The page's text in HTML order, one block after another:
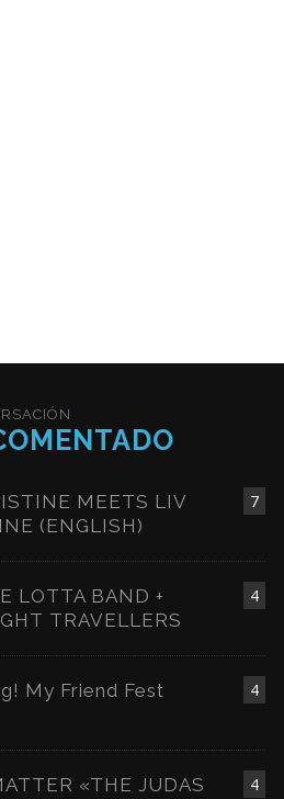
7
MEETS LIV
(ENGLISH)
4
LOTTA BAND +
TRAVELLERS
4
My Friend Fest
4
«THE JUDAS